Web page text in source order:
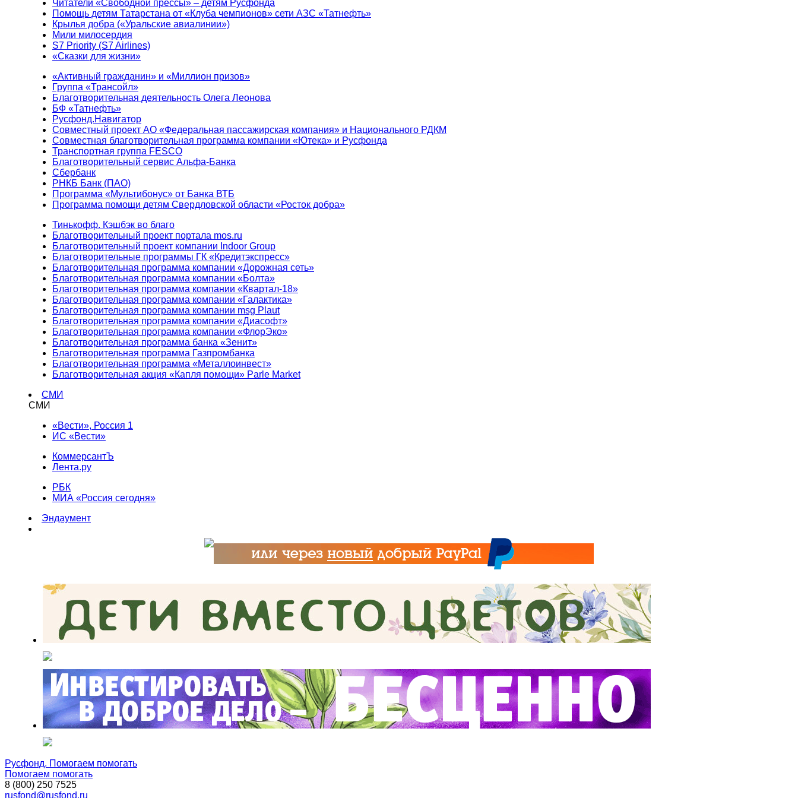
Читатели «Свободной прессы» – детям Русфонда
Помощь детям Татарстана от «Клуба чемпионов» сети АЗС «Татнефть»
Крылья добра («Уральские авиалинии»)
Мили милосердия
S7 Priority (S7 Airlines)
«Сказки для жизни»
«Активный гражданин» и «Миллион призов»
Группа «Трансойл»
Благотворительная деятельность Олега Леонова
БФ «Татнефть»
Русфонд.Навигатор
Совместный проект АО «Федеральная пассажирская компания» и Национального РДКМ
Совместная благотворительная программа компании «Ютека» и Русфонда
Транспортная группа FESCO
Благотворительный сервис Альфа-Банка
Сбербанк
РНКБ Банк (ПАО)
Программа «Мультибонус» от Банка ВТБ
Программа помощи детям Свердловской области «Росток добра»
Тинькофф. Кэшбэк во благо
Благотворительный проект портала mos.ru
Благотворительный проект компании Indoor Group
Благотворительные программы ГК «Кредитэкспресс»
Благотворительная программа компании «Дорожная сеть»
Благотворительная программа компании «Болта»
Благотворительная программа компании «Квартал-18»
Благотворительная программа компании «Галактика»
Благотворительная программа компании msg Plaut
Благотворительная программа компании «Диасофт»
Благотворительная программа компании «ФлорЭко»
Благотворительная программа банка «Зенит»
Благотворительная программа Газпромбанка
Благотворительная программа «Металлоинвест»
Благотворительная акция «Капля помощи» Parle Market
СМИ
СМИ
«Вести», Россия 1
ИС «Вести»
КоммерсантЪ
Лента.ру
РБК
МИА «Россия сегодня»
Эндаумент
Русфонд. Помогаем помогать
Помогаем помогать
8 (800) 250 7525
rusfond@rusfond.ru